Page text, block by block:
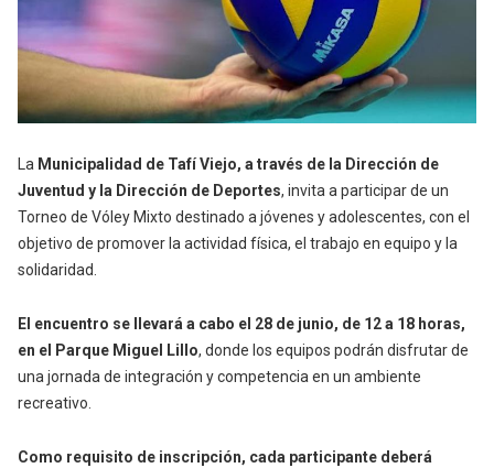
La Municipalidad de Tafí Viejo, a través de la Dirección de
Juventud y la Dirección de Deportes, invita a participar de un
Torneo de Vóley Mixto destinado a jóvenes y adolescentes, con el
objetivo de promover la actividad física, el trabajo en equipo y la
solidaridad.
El encuentro se llevará a cabo el 28 de junio, de 12 a 18 horas,
en el Parque Miguel Lillo, donde los equipos podrán disfrutar de
una jornada de integración y competencia en un ambiente
recreativo.
Como requisito de inscripción, cada participante deberá